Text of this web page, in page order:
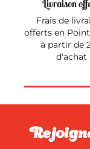
Livraison
Frais de
offerts en
à partir de
d'achat